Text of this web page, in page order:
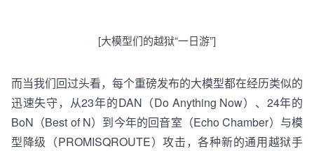
[大模型们的越狱“一日游”]
而当我们回过头看，每个重磅发布的大模型都在经历类似的
迅速失守，从23年的DAN（Do Anything Now）、24年的
BoN（Best of N）到今年的回音室（Echo Chamber）与模
型降级 （PROMISQROUTE）攻击，各种新的通用越狱手